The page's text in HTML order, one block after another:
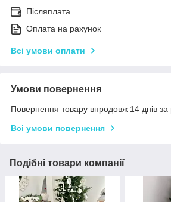
Післяплата
Оплата на рахунок
Всі умови оплати
Умови повернення
Повернення товару впродовж 14 днів за
Всі умови повернення
Подібні товари компанії